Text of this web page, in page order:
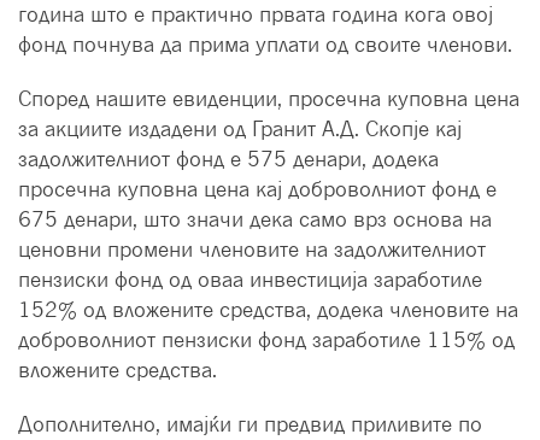
година што е практично првата година кога овој
фонд почнува да прима уплати од своите членови.
Според нашите евиденции, просечна куповна цена
за акциите издадени од Гранит А.Д. Скопје кај
задолжителниот фонд е 575 денари, додека
просечна куповна цена кај доброволниот фонд е
675 денари, што значи дека само врз основа на
ценовни промени членовите на задолжителниот
пензиски фонд од оваа инвестиција заработиле
152% од вложените средства, додека членовите на
доброволниот пензиски фонд заработиле 115% од
вложените средства.
Дополнително, имајќи ги предвид приливите по